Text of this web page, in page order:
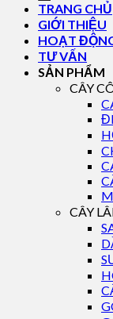
TRANG CHỦ
GIỚI THIỆU
HOẠT
TƯ VẤN
SẢN PHẨM
CÂY
CÂY